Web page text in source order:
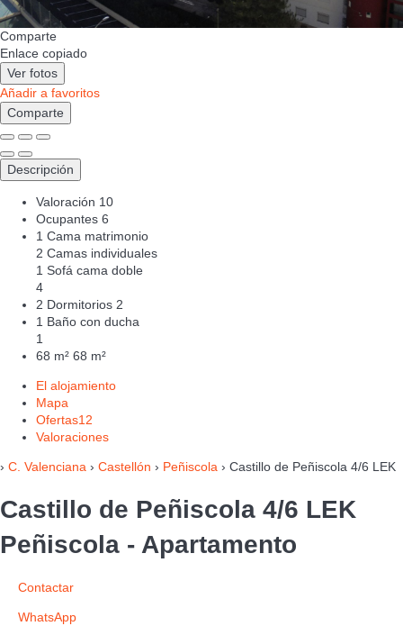
Comparte
Enlace copiado
Ver fotos
Añadir a favoritos
Comparte
Descripción
Valoración 10
Ocupantes 6
1 Cama matrimonio
2 Camas individuales
1 Sofá cama doble
4
2 Dormitorios 2
1 Baño con ducha
1
68 m² 68 m²
El alojamiento
Mapa
Ofertas12
Valoraciones
› C. Valenciana › Castellón › Peñiscola › Castillo de Peñiscola 4/6 LEK
Castillo de Peñiscola 4/6 LEK
Peñiscola - Apartamento
Contactar
WhatsApp